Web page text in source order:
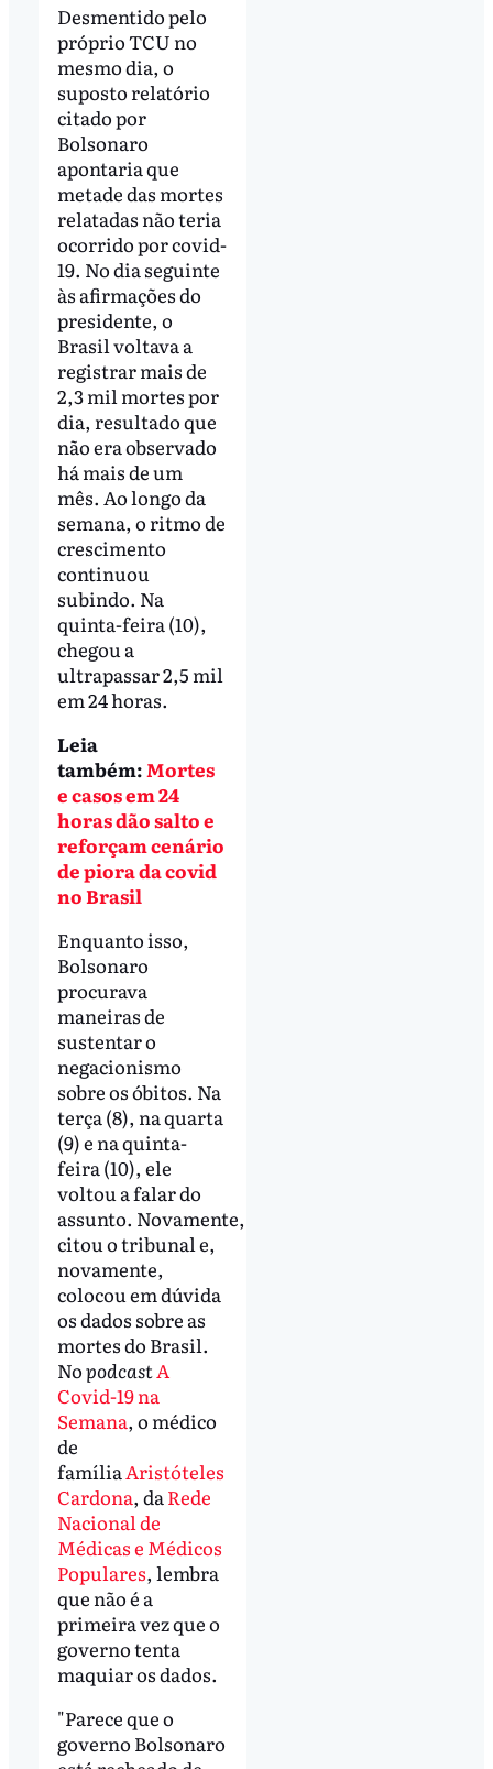
Desmentido pelo
próprio TCU no
mesmo dia, o
suposto relatório
citado por
Bolsonaro
apontaria que
metade das mortes
relatadas não teria
ocorrido por covid-
19. No dia seguinte
às afirmações do
presidente, o
Brasil voltava a
registrar mais de
2,3 mil mortes por
dia, resultado que
não era observado
há mais de um
mês. Ao longo da
semana, o ritmo de
crescimento
continuou
subindo. Na
quinta-feira (10),
chegou a
ultrapassar 2,5 mil
em 24 horas.
Leia
também: Mortes
e casos em 24
horas dão salto e
reforçam cenário
de piora da covid
no Brasil
Enquanto isso,
Bolsonaro
procurava
maneiras de
sustentar o
negacionismo
sobre os óbitos. Na
terça (8), na quarta
(9) e na quinta-
feira (10), ele
voltou a falar do
assunto. Novamente,
citou o tribunal e,
novamente,
colocou em dúvida
os dados sobre as
mortes do Brasil.
NopodcastA
Covid-19 na
Semana, o médico
de
família Aristóteles
Cardona, da Rede
Nacional de
Médicas e Médicos
Populares, lembra
que não é a
primeira vez que o
governo tenta
maquiar os dados.
"Parece que o
governo Bolsonaro